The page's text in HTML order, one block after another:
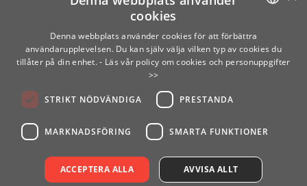
SWEDISH
cookies
Denna webbplats använder cookies för att förbättra
användarupplevelsen. Du kan själv välja vilken typ av cookies du
tillåter på din enhet. - Läs vår policy om cookies och personuppgifter
>>
STRIKT NÖDVÄNDIGA PRESTANDA
MARKNADSFÖRING SMARTA FUNKTIONER
ACCEPTERA ALLA AVVISA ALLT